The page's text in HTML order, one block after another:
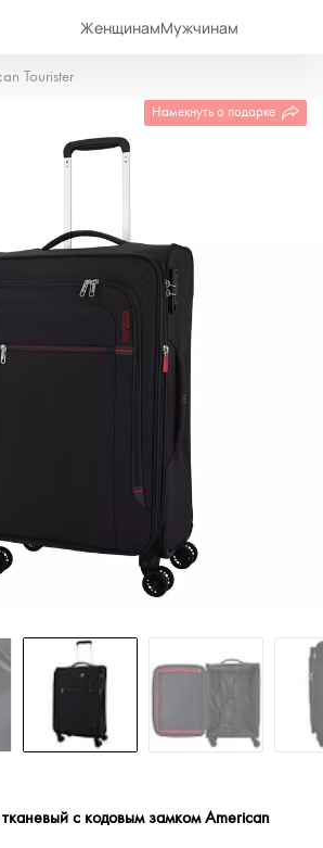
ЖенщинамМужчинам
Tourister
Намекнуть о подарке
с кодовым замком American